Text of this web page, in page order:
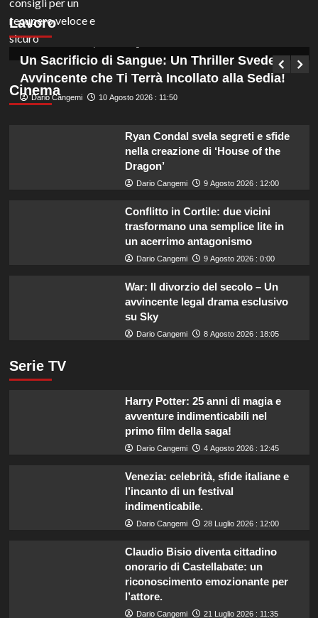
Lavoro
Concorsi pubblici da non perdere: scadenze
cruciali nella settimana di Ferragosto 2026.
Germana Bevilacqua
Cinema
Un Sacrificio di Sangue: Un Thriller Svedese
Avvincente che Ti Terrà Incollato alla Sedia!
Dario Cangemi 10 Agosto 2026 : 11:50
Ryan Condal svela segreti e sfide
nella creazione di ‘House of the
Dragon’
Dario Cangemi 9 Agosto 2026 : 12:00
Conflitto in Cortile: due vicini
trasformano una semplice lite in
un acerrimo antagonismo
Dario Cangemi 9 Agosto 2026 : 0:00
War: Il divorzio del secolo – Un
avvincente legal drama esclusivo
su Sky
Dario Cangemi 8 Agosto 2026 : 18:05
Serie TV
Harry Potter: 25 anni di magia e
avventure indimenticabili nel
primo film della saga!
Dario Cangemi 4 Agosto 2026 : 12:45
Venezia: celebrità, sfide italiane e
l’incanto di un festival
indimenticabile.
Dario Cangemi 28 Luglio 2026 : 12:00
Claudio Bisio diventa cittadino
onorario di Castellabate: un
riconoscimento emozionante per
l’attore.
Dario Cangemi 21 Luglio 2026 : 11:35